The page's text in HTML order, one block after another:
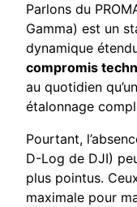
Parlons du
Gamma) est un
dynamique
compromis
au quotidien
étalonnage
Pourtant,
D-Log de DJI)
plus pointus.
maximale pour